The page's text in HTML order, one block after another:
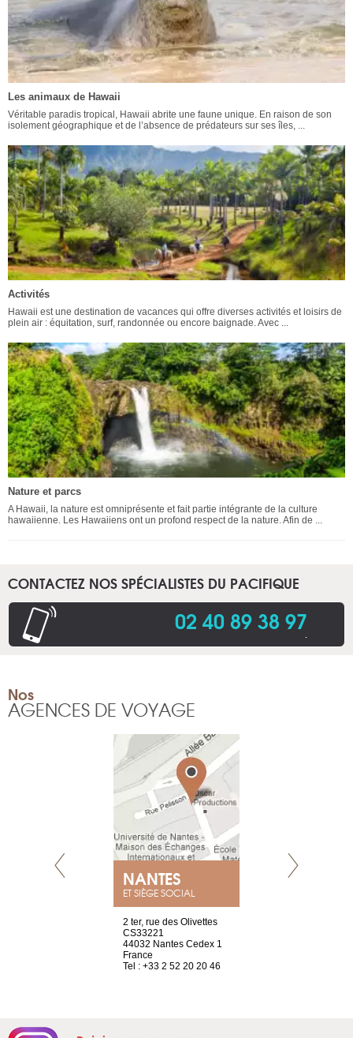
Les animaux de Hawaii
Véritable paradis tropical, Hawaii abrite une faune unique. En raison de son
isolement géographique et de l’absence de prédateurs sur ses îles, ...
Activités
Hawaii est une destination de vacances qui offre diverses activités et loisirs de
plein air : équitation, surf, randonnée ou encore baignade. Avec ...
Nature et parcs
A Hawaii, la nature est omniprésente et fait partie intégrante de la culture
hawaiienne. Les Hawaiiens ont un profond respect de la nature. Afin de ...
CONTACTEZ NOS SPÉCIALISTES DU PACIFIQUE
02 40 89 38 97.
Nos
AGENCES DE VOYAGE
NANTES
ET SIÈGE SOCIAL
2 ter, rue des Olivettes
CS33221
44032 Nantes Cedex 1
France
Tel : +33 2 52 20 20 46